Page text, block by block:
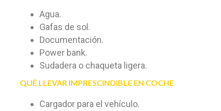
Agua.
Gafas de sol.
Documentación.
Power bank.
Sudadera o chaqueta ligera.
QUÉ LLEVAR IMPRESCINDIBLE EN COCHE
Cargador para el vehículo.